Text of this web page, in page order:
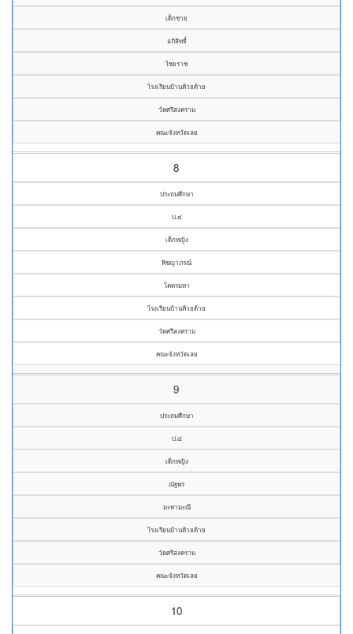
เด็กชาย
อภิสิทธิ์
ไชยราช
โรงเรียนบ้านห้วยด้าย
วัดศรีสงคราม
คณะจังหวัดเลย
8
ประถมศึกษา
ป.๔
เด็กหญิง
พิชญาภรณ์
โคตรมหา
โรงเรียนบ้านห้วยด้าย
วัดศรีสงคราม
คณะจังหวัดเลย
9
ประถมศึกษา
ป.๔
เด็กหญิง
ณัฐพร
มะหามะณี
โรงเรียนบ้านห้วยด้าย
วัดศรีสงคราม
คณะจังหวัดเลย
10